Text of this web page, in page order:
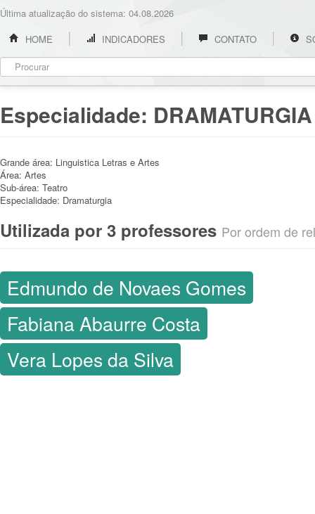
Última atualização do sistema: 04.08.2026
HOME
INDICADORES CONTATO
Especialidade: DRAMATURGIA
Grande área: Linguistica Letras e Artes
Área: Artes
Sub-área: Teatro
Especialidade: Dramaturgia
Utilizada por 3 professores Por ordem de
Edmundo de Novaes Gomes
Fabiana Abaurre Costa
Vera Lopes da Silva